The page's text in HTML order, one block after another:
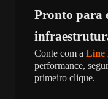
Pronto para
Conte com a Line
performance,
primeiro clique.